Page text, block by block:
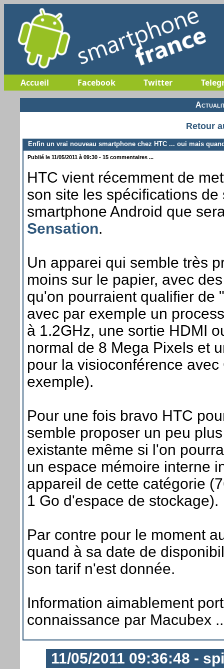
Accueil Facebook Twitter
Retour
Enfin un vrai nouveau smartphone chez HTC ... oui mais
Publié le 11/05/2011 à 09:30 - 15 commentaires ...
HTC vient récemment de
son site les spécifications de
smartphone Android que
Sensation.
Un apparei qui semble très
moins sur le papier, avec
qu'on pourraient qualifier de
avec par exemple un
à 1.2GHz, une sortie HDMI
normal de 8 Mega Pixels et
pour la visioconférence avec
exemple).
Pour une fois bravo HTC
semble proposer un peu
existante même si l'on
un espace mémoire interne
appareil de cette catégorie
1 Go d'espace de stockage).
Par contre pour le moment
quand à sa date de
son tarif n'est donnée.
Information aimablement
connaissance par Macubex
11/05/2011 09:36:48 -